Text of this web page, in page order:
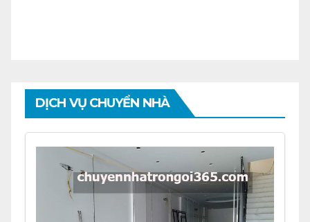
DỊCH VỤ CHUYỂN NHÀ